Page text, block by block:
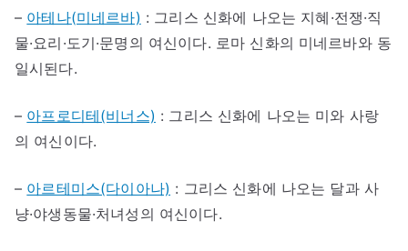
– 아테나(미네르바) : 그리스 신화에 나오는 지혜·전쟁·직
물·요리·도기·문명의 여신이다. 로마 신화의 미네르바와 동
일시된다.
– 아프로디테(비너스) : 그리스 신화에 나오는 미와 사랑
의 여신이다.
– 아르테미스(다이아나) : 그리스 신화에 나오는 달과 사
냥·야생동물·처녀성의 여신이다.